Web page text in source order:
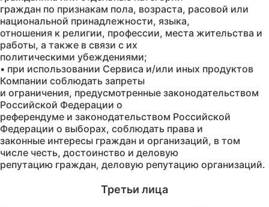
граждан по признакам пола, возраста, расовой или
национальной принадлежности, языка,
отношения к религии, профессии, места жительства и
работы, а также в связи с их
политическими убеждениями;
• при использовании Сервиса и/или иных продуктов
Компании соблюдать запреты
и ограничения, предусмотренные законодательством
Российской Федерации о
референдуме и законодательством Российской
Федерации о выборах, соблюдать права и
законные интересы граждан и организаций, в том
числе честь, достоинство и деловую